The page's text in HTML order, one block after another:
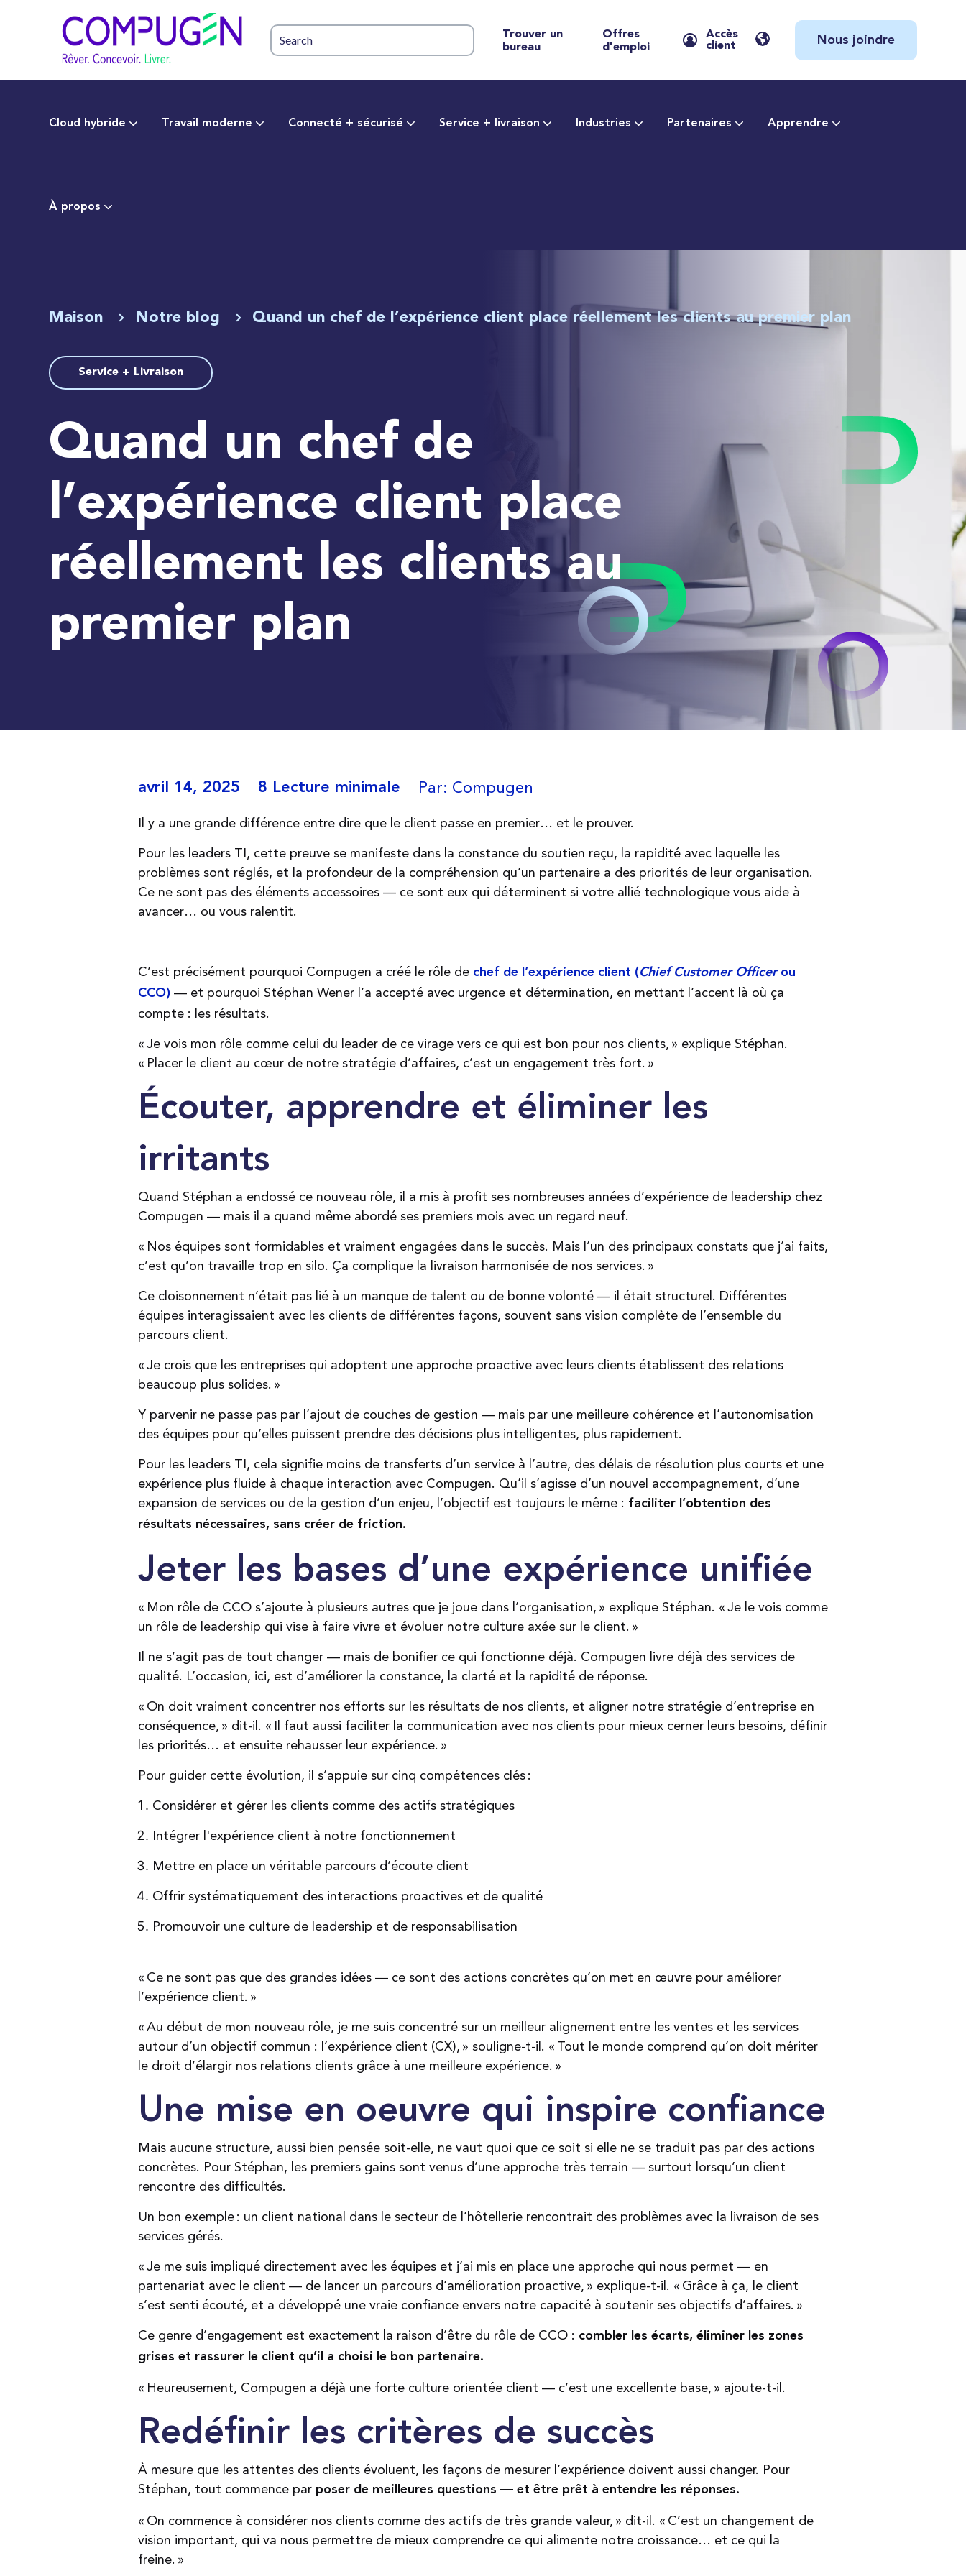
Trouver un
bureau
Offres
d'emploi
Accès
client
Nous joindre
Cloud hybride Travail moderne Connecté + sécurisé Service + livraison Industries Partenaires Apprendre
À propos
Maison Notre blog Quand un chef de l’expérience client place réellement les clients au premier plan
Service + Livraison
Quand un chef de
l’expérience client place
réellement les clients au
premier plan
avril 14, 2025 8 Lecture minimale Par: Compugen
Il y a une grande différence entre dire que le client passe en premier… et le prouver.
Pour les leaders TI, cette preuve se manifeste dans la constance du soutien reçu, la rapidité avec laquelle les
problèmes sont réglés, et la profondeur de la compréhension qu’un partenaire a des priorités de leur organisation.
Ce ne sont pas des éléments accessoires — ce sont eux qui déterminent si votre allié technologique vous aide à
avancer… ou vous ralentit.
C’est précisément pourquoi Compugen a créé le rôle de chef de l’expérience client (Chief Customer Officer ou
CCO) — et pourquoi Stéphan Wener l’a accepté avec urgence et détermination, en mettant l’accent là où ça
compte : les résultats.
« Je vois mon rôle comme celui du leader de ce virage vers ce qui est bon pour nos clients, » explique Stéphan.
« Placer le client au cœur de notre stratégie d’affaires, c’est un engagement très fort. »
Écouter, apprendre et éliminer les
irritants
Quand Stéphan a endossé ce nouveau rôle, il a mis à profit ses nombreuses années d’expérience de leadership chez
Compugen — mais il a quand même abordé ses premiers mois avec un regard neuf.
« Nos équipes sont formidables et vraiment engagées dans le succès. Mais l’un des principaux constats que j’ai faits,
c’est qu’on travaille trop en silo. Ça complique la livraison harmonisée de nos services. »
Ce cloisonnement n’était pas lié à un manque de talent ou de bonne volonté — il était structurel. Différentes
équipes interagissaient avec les clients de différentes façons, souvent sans vision complète de l’ensemble du
parcours client.
« Je crois que les entreprises qui adoptent une approche proactive avec leurs clients établissent des relations
beaucoup plus solides. »
Y parvenir ne passe pas par l’ajout de couches de gestion — mais par une meilleure cohérence et l’autonomisation
des équipes pour qu’elles puissent prendre des décisions plus intelligentes, plus rapidement.
Pour les leaders TI, cela signifie moins de transferts d’un service à l’autre, des délais de résolution plus courts et une
expérience plus fluide à chaque interaction avec Compugen. Qu’il s’agisse d’un nouvel accompagnement, d’une
expansion de services ou de la gestion d’un enjeu, l’objectif est toujours le même : faciliter l’obtention des
résultats nécessaires, sans créer de friction.
Jeter les bases d’une expérience unifiée
« Mon rôle de CCO s’ajoute à plusieurs autres que je joue dans l’organisation, » explique Stéphan. « Je le vois comme
un rôle de leadership qui vise à faire vivre et évoluer notre culture axée sur le client. »
Il ne s’agit pas de tout changer — mais de bonifier ce qui fonctionne déjà. Compugen livre déjà des services de
qualité. L’occasion, ici, est d’améliorer la constance, la clarté et la rapidité de réponse.
« On doit vraiment concentrer nos efforts sur les résultats de nos clients, et aligner notre stratégie d’entreprise en
conséquence, » dit-il. « Il faut aussi faciliter la communication avec nos clients pour mieux cerner leurs besoins, définir
les priorités… et ensuite rehausser leur expérience. »
Pour guider cette évolution, il s’appuie sur cinq compétences clés :
Considérer et gérer les clients comme des actifs stratégiques
Intégrer l'expérience client à notre fonctionnement
Mettre en place un véritable parcours d’écoute client
Offrir systématiquement des interactions proactives et de qualité
Promouvoir une culture de leadership et de responsabilisation
« Ce ne sont pas que des grandes idées — ce sont des actions concrètes qu’on met en œuvre pour améliorer
l’expérience client. »
« Au début de mon nouveau rôle, je me suis concentré sur un meilleur alignement entre les ventes et les services
autour d’un objectif commun : l’expérience client (CX), » souligne-t-il. « Tout le monde comprend qu’on doit mériter
le droit d’élargir nos relations clients grâce à une meilleure expérience. »
Une mise en oeuvre qui inspire confiance
Mais aucune structure, aussi bien pensée soit-elle, ne vaut quoi que ce soit si elle ne se traduit pas par des actions
concrètes. Pour Stéphan, les premiers gains sont venus d’une approche très terrain — surtout lorsqu’un client
rencontre des difficultés.
Un bon exemple : un client national dans le secteur de l’hôtellerie rencontrait des problèmes avec la livraison de ses
services gérés.
« Je me suis impliqué directement avec les équipes et j’ai mis en place une approche qui nous permet — en
partenariat avec le client — de lancer un parcours d’amélioration proactive, » explique-t-il. « Grâce à ça, le client
s’est senti écouté, et a développé une vraie confiance envers notre capacité à soutenir ses objectifs d’affaires. »
Ce genre d’engagement est exactement la raison d’être du rôle de CCO : combler les écarts, éliminer les zones
grises et rassurer le client qu’il a choisi le bon partenaire.
« Heureusement, Compugen a déjà une forte culture orientée client — c’est une excellente base, » ajoute-t-il.
Redéfinir les critères de succès
À mesure que les attentes des clients évoluent, les façons de mesurer l’expérience doivent aussi changer. Pour
Stéphan, tout commence par poser de meilleures questions — et être prêt à entendre les réponses.
« On commence à considérer nos clients comme des actifs de très grande valeur, » dit-il. « C’est un changement de
vision important, qui va nous permettre de mieux comprendre ce qui alimente notre croissance… et ce qui la
freine. »